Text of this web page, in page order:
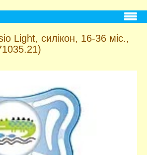
Light, силікон, 16-36 міс.,